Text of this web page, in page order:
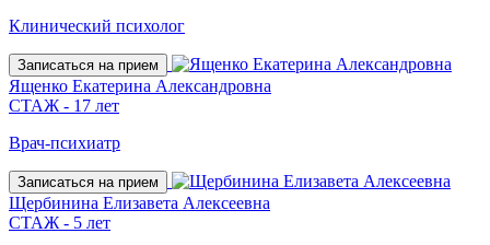
Клинический психолог
Записаться на прием
Ященко Екатерина Александровна
СТАЖ - 17 лет
Врач-психиатр
Записаться на прием
Щербинина Елизавета Алексеевна
СТАЖ - 5 лет